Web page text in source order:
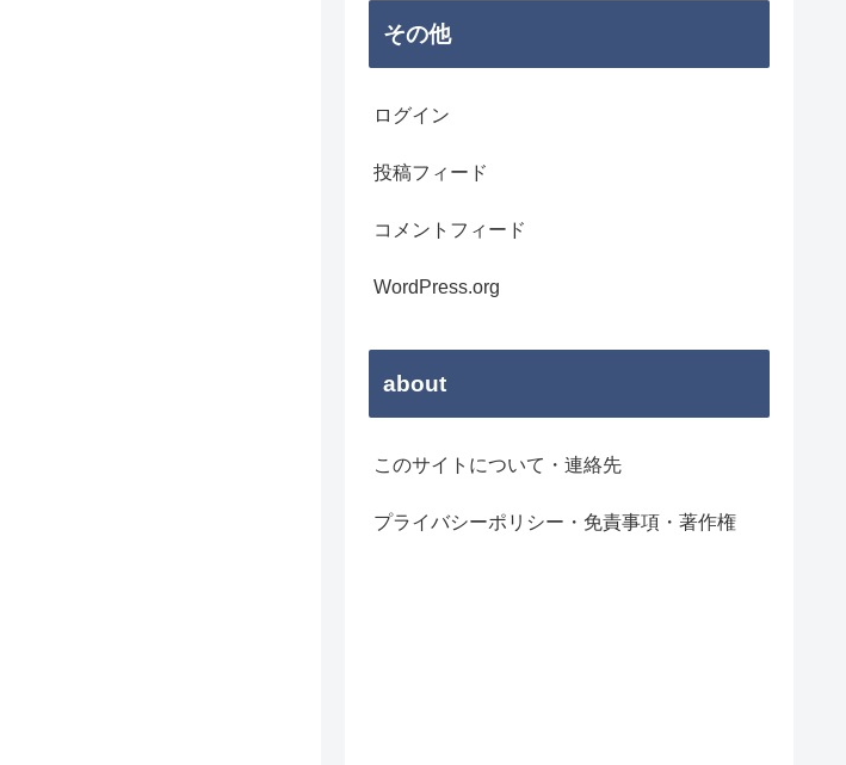
その他
ログイン
投稿フィード
コメントフィード
WordPress.org
about
このサイトについて・連絡先
プライバシーポリシー・免責事項・著作権